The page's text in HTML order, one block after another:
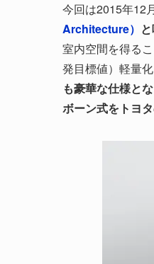
今回は2015年12
Architecture）
室内空間を得る
発目標値）軽量
も豪華な仕様と
ボーン式をトヨ